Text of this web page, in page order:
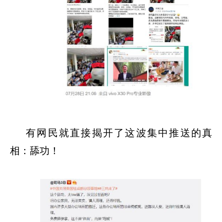
有网民就直接揭开了这波集中推送的真
相：舔功！